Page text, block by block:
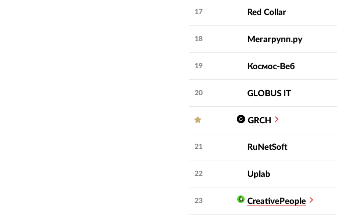
17 Red Collar
18 Мегагрупп.ру
19 Космос-Веб
20 GLOBUS IT
GRCH
21 RuNetSoft
22 Uplab
23 CreativePeople